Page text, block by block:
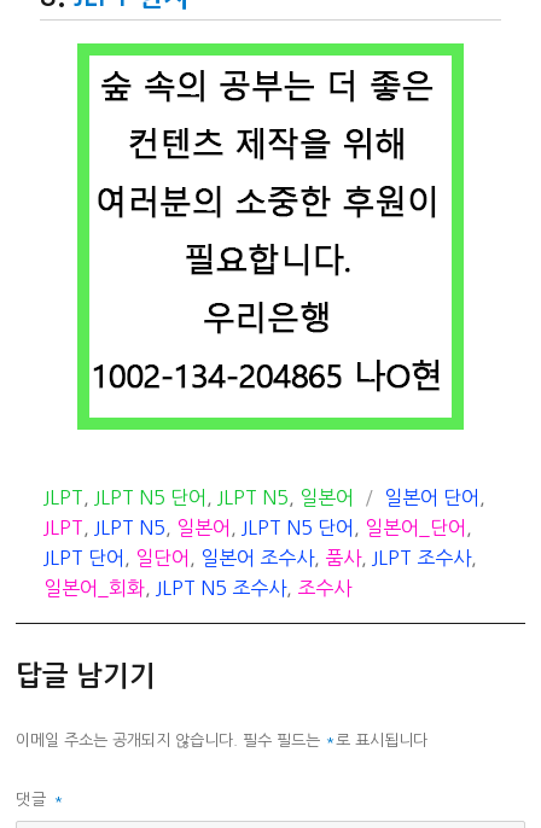
카
테
고
리
JLPT JLPT N5 단어 JLPT N5 일본어
태
그
일본어 단어
JLPT
JLPT N5 일본어 JLPT N5 단어 일본어_단어
JLPT 단어
일단어 일본어 조수사, 품사, JLPT 조수사,
일본어_회화
JLPT N5 조수사, 조수사
답글 남기기
이메일 주소는 공개되지 않습니다. 필수 필드는 *로 표시됩니다
댓글 *